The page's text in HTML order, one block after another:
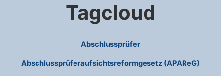
Tagcloud
Abschlussprüfer
Abschlussprüferaufsichtsreformgesetz (APAReG)